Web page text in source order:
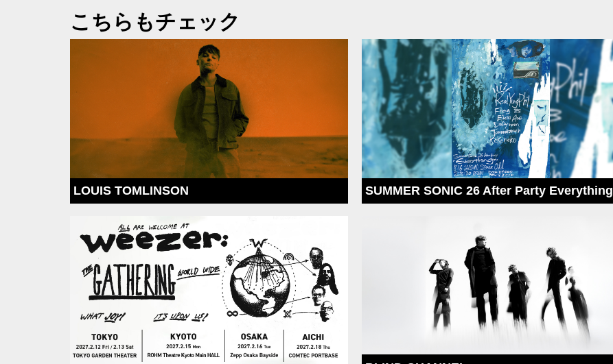
こちらもチェック
LOUIS TOMLINSON SUMMER SONIC 26 After Party Everything